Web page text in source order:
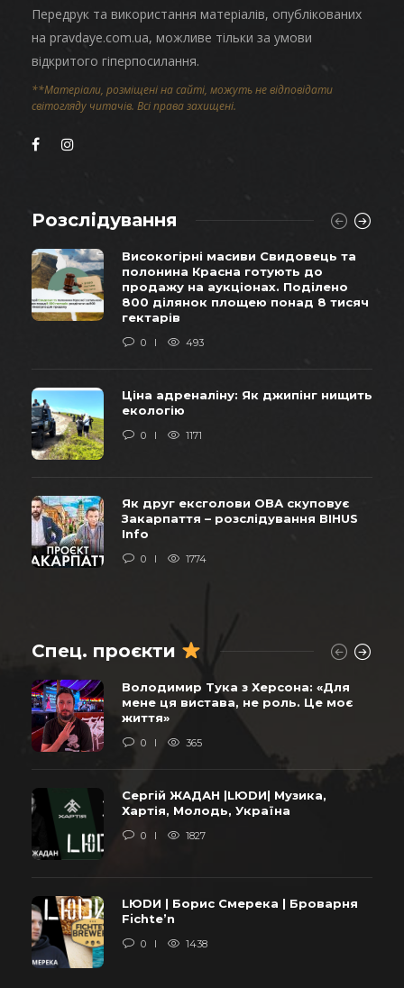
Передрук та використання матеріалів, опублікованих
на pravdaye.com.ua, можливе тільки за умови
відкритого гіперпосилання.
**Матеріали, розміщені на сайті, можуть не відповідати
світогляду читачів. Всі права захищені.
Розслідування
Високогірні масиви Свидовець та
полонина Красна готують до
продажу на аукціонах. Поділено
800 ділянок площею понад 8 тисяч
гектарів
0 493
Ціна адреналіну: Як джипінг нищить
екологію
0 1171
Як друг ексголови ОВА скуповує
Закарпаття – розслідування BIHUS
Info
0 1774
Спец. проєкти
Володимир Тука з Херсона: «Для
мене ця вистава, не роль. Це моє
життя»
0 365
Сергій ЖАДАН |LЮDИ| Музика,
Хартія, Молодь, Україна
0 1827
LЮDИ | Борис Смерека | Броварня
Fichte’n
0 1438